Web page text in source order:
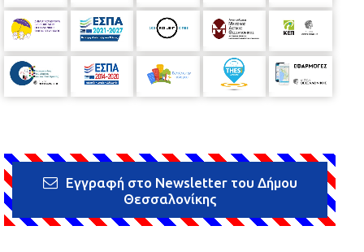
Εγγραφή στο Newsletter του Δήμου
Θεσσαλονίκης